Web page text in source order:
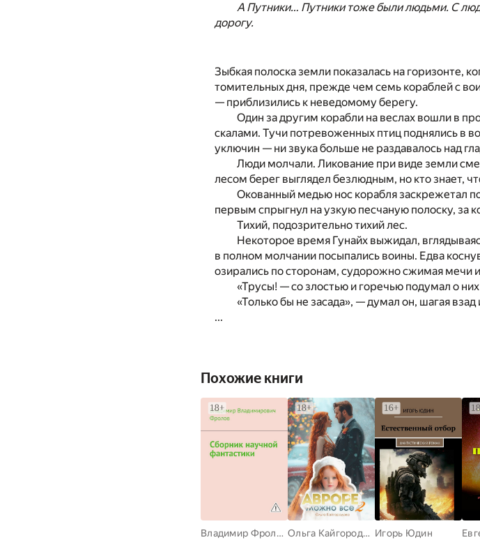
А Путники… Путники тоже были людьми. С
дорогу.
Зыбкая полоска земли показалась на горизонте,
томительных дня, прежде чем семь кораблей с
— приблизились к неведомому берегу.
Один за другим корабли на веслах вошли в
скалами. Тучи потревоженных птиц поднялись в
уключин — ни звука больше не раздавалось над
Люди молчали. Ликование при виде земли
лесом берег выглядел безлюдным, но кто знает,
Окованный медью нос корабля заскрежетал
первым спрыгнул на узкую песчаную полоску, за
Тихий, подозрительно тихий лес.
Некоторое время Гунайх выжидал,
в полном молчании посыпались воины. Едва
озирались по сторонам, судорожно сжимая мечи
«Трусы! — со злостью и горечью подумал о
«Только бы не засада», — думал он, шагая
...
Похожие книги
Владимир Фролов
Ольга Кайгородова Игорь Юдин